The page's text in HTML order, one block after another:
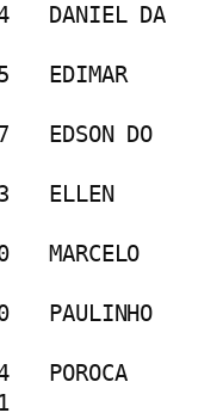
PODE		20444	POROCA